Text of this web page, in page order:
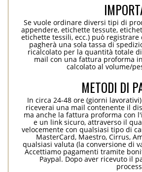
Se vuole ordinare diversi tipi di
appendere, etichette tessute,
etichette tessili, ecc.) può
pagherà una sola tassa di
ricalcolato per la quantità totale
mail con una fattura proforma
calcolato al volume/
METODI DI
In circa 24-48 ore (giorni
riceverai una mail contenente il
ma anche la fattura proforma con
e un link sicuro, attraverso il
velocemente con qualsiasi tipo di
MasterCard, Maestro, Cirrus,
qualsiasi valuta (la conversione di
Accettiamo pagamenti tramite
Paypal. Dopo aver ricevuto il